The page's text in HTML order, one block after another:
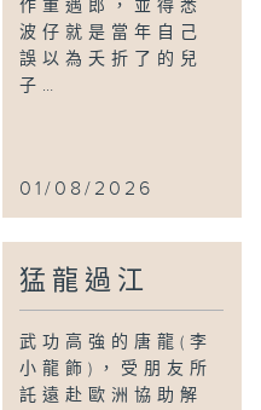
作重遇郎，並得悉
波仔就是當年自己
誤以為夭折了的兒
子…
01/08/2026
猛龍過江
武功高強的唐龍(李
小龍飾)，受朋友所
託遠赴歐洲協助解